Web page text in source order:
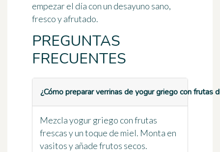
empezar el día con un desayuno sano,
fresco y afrutado.
PREGUNTAS
FRECUENTES
¿Cómo preparar verrinas de yogur griego con frutas
Mezcla yogur griego con frutas
frescas y un toque de miel. Monta en
vasitos y añade frutos secos.